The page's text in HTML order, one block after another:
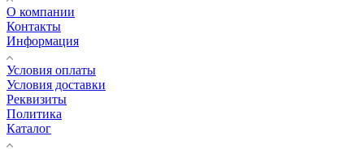
О компании
Контакты
Информация
Условия оплаты
Условия доставки
Реквизиты
Политика
Каталог